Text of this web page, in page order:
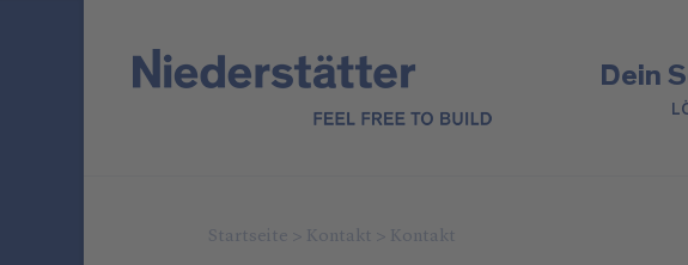
Dein
Startseite > Kontakt > Kontakt